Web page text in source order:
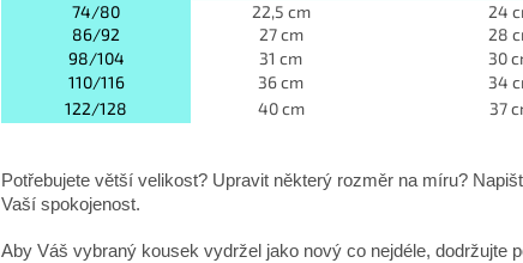
74/80
22,5 cm 24
86/92
27 cm 28
98/104
31 cm 30
110/116
36 cm 34
122/128
40 cm 37
Potřebujete větší velikost? Upravit některý rozměr na míru?
Vaší spokojenost.
Aby Váš vybraný kousek vydržel jako nový co nejdéle, dodržujte